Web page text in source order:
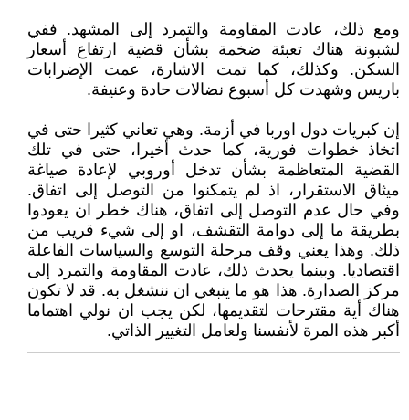
ومع ذلك، عادت المقاومة والتمرد إلى المشهد. ففي
لشبونة هناك تعبئة ضخمة بشأن قضية ارتفاع أسعار
السكن. وكذلك، كما تمت الاشارة، عمت الإضرابات
باريس وشهدت كل أسبوع نضالات حادة وعنيفة.
إن كبريات دول اوربا في أزمة. وهي تعاني كثيرا حتى في
اتخاذ خطوات فورية، كما حدث أخيرا، حتى في تلك
القضية المتعاظمة بشأن تدخل أوروبي لإعادة صياغة
ميثاق الاستقرار، اذ لم يتمكنوا من التوصل إلى اتفاق.
وفي حال عدم التوصل إلى اتفاق، هناك خطر ان يعودوا
بطريقة ما إلى دوامة التقشف، او إلى شيء قريب من
ذلك. وهذا يعني وقف مرحلة التوسع والسياسات الفاعلة
اقتصاديا. وبينما يحدث ذلك، عادت المقاومة والتمرد إلى
مركز الصدارة. هذا هو ما ينبغي ان ننشغل به. قد لا تكون
هناك أية مقترحات لتقديمها، لكن يجب ان نولي اهتماما
أكبر هذه المرة لأنفسنا ولعامل التغيير الذاتي.